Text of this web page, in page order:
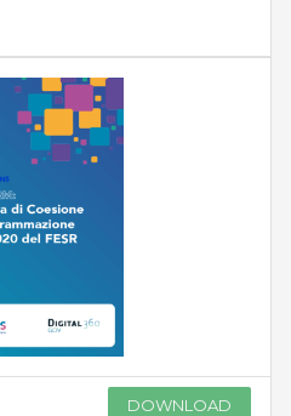
DOWNLOAD